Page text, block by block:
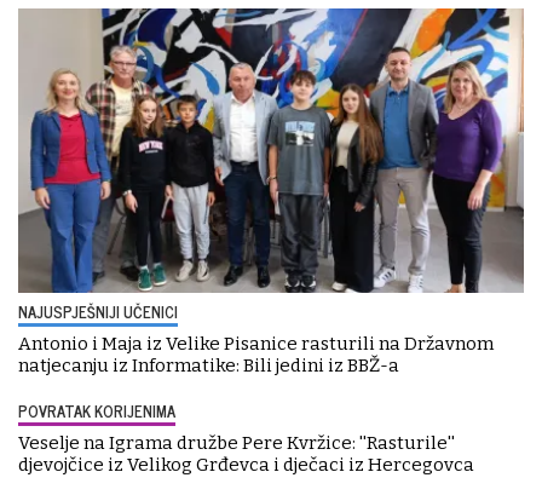
NAJUSPJEŠNIJI UČENICI
Antonio i Maja iz Velike Pisanice rasturili na Državnom
natjecanju iz Informatike: Bili jedini iz BBŽ-a
POVRATAK KORIJENIMA
Veselje na Igrama družbe Pere Kvržice: ''Rasturile''
djevojčice iz Velikog Grđevca i dječaci iz Hercegovca